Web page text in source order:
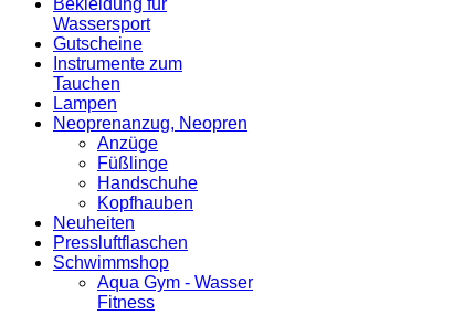
Bekleidung für
Wassersport
Gutscheine
Instrumente zum
Tauchen
Lampen
Neoprenanzug, Neopren
Anzüge
Füßlinge
Handschuhe
Kopfhauben
Neuheiten
Pressluftflaschen
Schwimmshop
Aqua Gym - Wasser
Fitness